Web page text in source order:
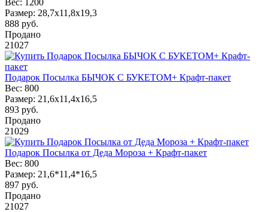
Размер: 28,7х11,8х19,3
888 руб.
Продано
21027
Подарок Посылка БЫЧОК С БУКЕТОМ+ Крафт-пакет
Вес: 800
Размер: 21,6х11,4х16,5
893 руб.
Продано
21029
Подарок Посылка от Деда Мороза + Крафт-пакет
Вес: 800
Размер: 21,6*11,4*16,5
897 руб.
Продано
21027